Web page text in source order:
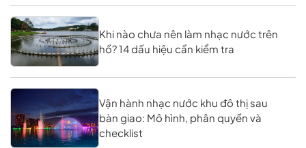
Khi nào chưa nên làm nhạc nước trên
hồ? 14 dấu hiệu cần kiểm tra
Vận hành nhạc nước khu đô thị sau
bàn giao: Mô hình, phân quyền và
checklist